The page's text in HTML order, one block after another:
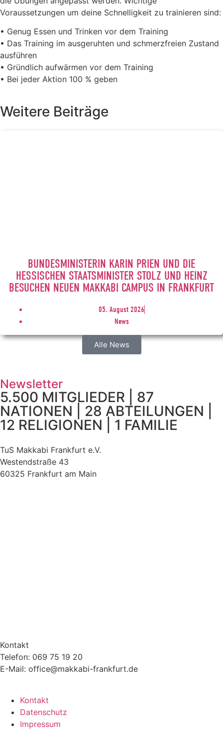
Voraussetzungen um deine Schnelligkeit zu trainieren sind:
• Genug Essen und Trinken vor dem Training
• Das Training im ausgeruhten und schmerzfreien Zustand
ausführen
• Gründlich aufwärmen vor dem Training
• Bei jeder Aktion 100 % geben
Weitere Beiträge
BUNDESMINISTERIN KARIN PRIEN UND DIE
HESSISCHEN STAATSMINISTER STOLZ UND HEINZ
BESUCHEN NEUEN MAKKABI CAMPUS IN FRANKFURT
05. August 2026
News
Alle News
Newsletter
5.500 MITGLIEDER | 87
NATIONEN | 28 ABTEILUNGEN |
12 RELIGIONEN | 1 FAMILIE
TuS Makkabi Frankfurt e.V.
Westendstraße 43
60325 Frankfurt am Main
Kontakt
Telefon: 069 75 19 20
E-Mail: office@makkabi-frankfurt.de
Kontakt
Datenschutz
Impressum